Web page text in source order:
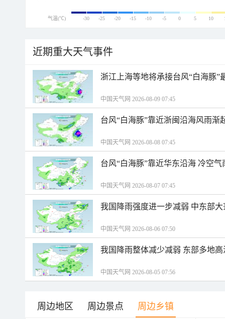
气温(℃) -30 -25 -20 -15 -10 -5 0 5 10
近期重大天气事件
浙江上海等地将承接台风“白海豚”
中国天气网 2026-08-09 07:45
台风“白海豚”靠近浙闽沿海风雨渐
中国天气网 2026-08-08 07:45
台风“白海豚”靠近华东沿海 冷空
中国天气网 2026-08-07 07:45
我国降雨强度进一步减弱 中东部
中国天气网 2026-08-06 07:50
我国降雨整体减少减弱 东部多地
中国天气网 2026-08-05 07:56
周边地区 周边景点 周边乡镇